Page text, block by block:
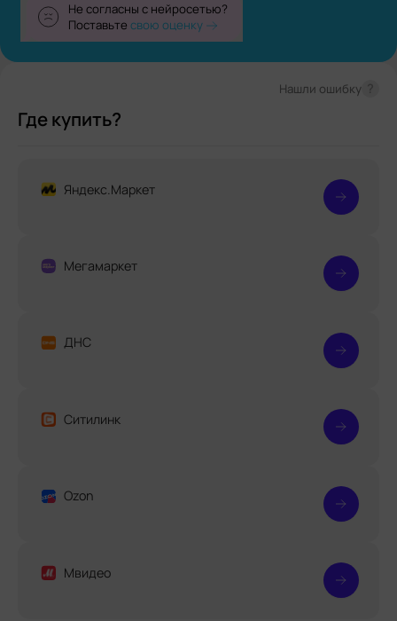
Не согласны с нейросетью?
Поставьтесвою оценку
Где купить?
Нашли ошибку
Яндекс.Маркет
Мегамаркет
ДНС
Ситилинк
Ozon
Мвидео